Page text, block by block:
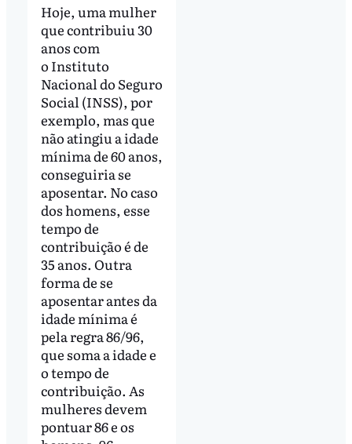
Hoje, uma mulher
que contribuiu 30
anos com
o Instituto
Nacional do Seguro
Social (INSS), por
exemplo, mas que
não atingiu a idade
mínima de 60 anos,
conseguiria se
aposentar. No caso
dos homens, esse
tempo de
contribuição é de
35 anos. Outra
forma de se
aposentar antes da
idade mínima é
pela regra 86/96,
que soma a idade e
o tempo de
contribuição. As
mulheres devem
pontuar 86 e os